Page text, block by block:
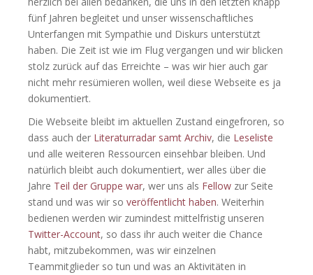
fünf Jahren begleitet und unser wissenschaftliches
Unterfangen mit Sympathie und Diskurs unterstützt
haben. Die Zeit ist wie im Flug vergangen und wir blicken
stolz zurück auf das Erreichte – was wir hier auch gar
nicht mehr resümieren wollen, weil diese Webseite es ja
dokumentiert.
Die Webseite bleibt im aktuellen Zustand eingefroren, so
dass auch der Literaturradar samt Archiv, die Leseliste
und alle weiteren Ressourcen einsehbar bleiben. Und
natürlich bleibt auch dokumentiert, wer alles über die
Jahre Teil der Gruppe war, wer uns als Fellow zur Seite
stand und was wir so veröffentlicht haben. Weiterhin
bedienen werden wir zumindest mittelfristig unseren
Twitter-Account, so dass ihr auch weiter die Chance
habt, mitzubekommen, was wir einzelnen
Teammitglieder so tun und was an Aktivitäten in